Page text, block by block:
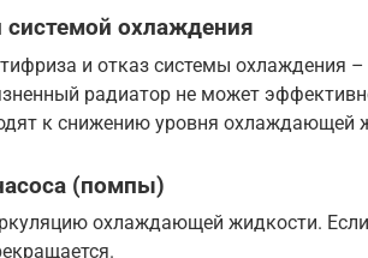
охлаждения
и отказ системы охлаждения
радиатор не может
к снижению уровня охлаждающей
(помпы)
охлаждающей жидкости.